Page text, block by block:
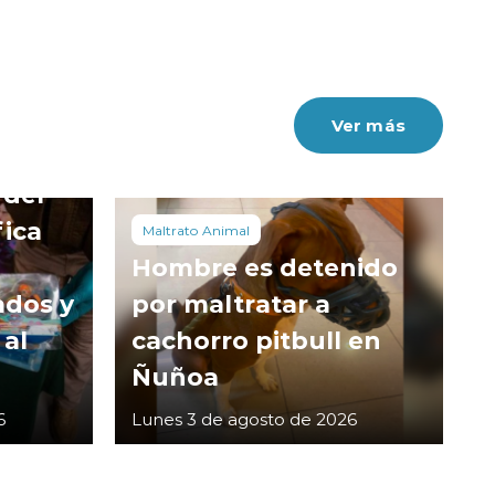
Ver más
y
Maltrato Animal
Hombre es detenido
por maltratar a
cachorro pitbull en
Ñuñoa
Lunes 3 de agosto de 2026